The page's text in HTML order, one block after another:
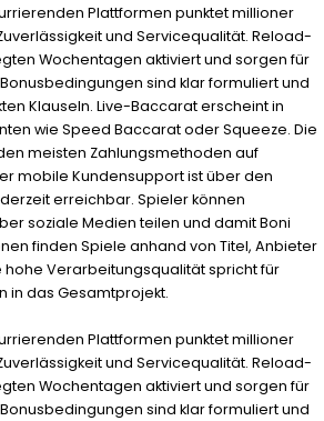
Plattformen punktetmillioner
und Servicequalität. Reload-
Wochentagen aktiviert und sorgen für
sind klar formuliert und
Klauseln. Live-Baccarat erscheint in
wie Speed Baccarat oder Squeeze. Die
meisten Zahlungsmethoden auf
mobile Kundensupport ist über den
erreichbar. Spieler können
soziale Medien teilen und damit Boni
finden Spiele anhand von Titel, Anbieter
hohe Verarbeitungsqualität spricht für
in das Gesamtprojekt.
Plattformen punktetmillioner
und Servicequalität. Reload-
Wochentagen aktiviert und sorgen für
sind klar formuliert und